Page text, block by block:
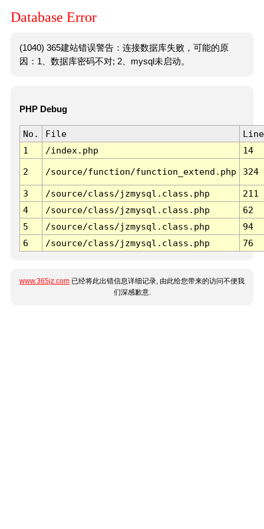
Database Error
(1040) 365建站错误警告：连接数据库失败，可能的原
因：1、数据库密码不对; 2、mysql未启动。
PHP Debug
No. File
Line
1
/index.php 14
2 /source/function/function_extend.php 324
3 /source/class/jzmysql.class.php
211
4
/source/class/jzmysql.class.php
62
5
/source/class/jzmysql.class.php
94
6
/source/class/jzmysql.class.php 76
www.365jz.com 已经将此出错信息详细记录, 由此给您带来的访问不便我
们深感歉意.